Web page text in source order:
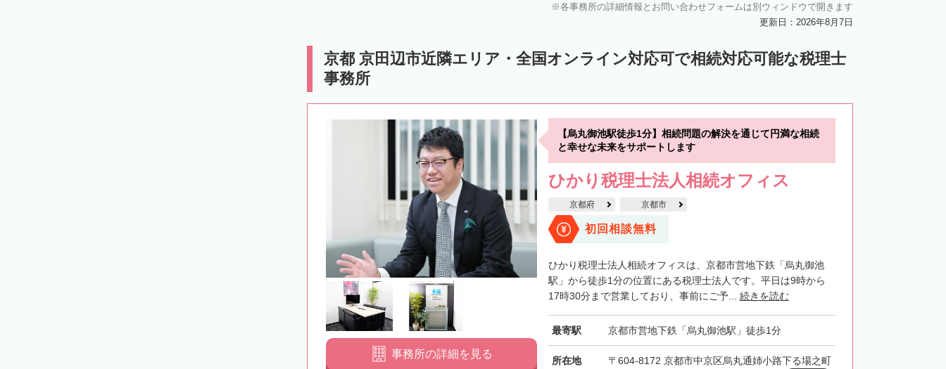
各事務所の詳細情報とお問い合わせフォームは別ウィンドウで開きます
更新日：2026年8月7日
京都 京田辺市近隣エリア・全国オンライン対応可で相続対応可能な税理士
事務所
【烏丸御池駅徒歩1分】相続問題の解決を通じて円満な相続
と幸せな未来をサポートします
ひかり税理士法人相続オフィス
京都府 京都市
初回相談無料
ひかり税理士法人相続オフィスは、京都市営地下鉄「烏丸御池
駅」から徒歩1分の位置にある税理士法人です。平日は9時から
17時30分まで営業しており、事前にご予... 続きを読む
最寄駅 京都市営地下鉄「烏丸御池駅」徒歩1分
所在地
〒604-8172 京都市中京区烏丸通姉小路下る場之町
事務所の詳細を見る